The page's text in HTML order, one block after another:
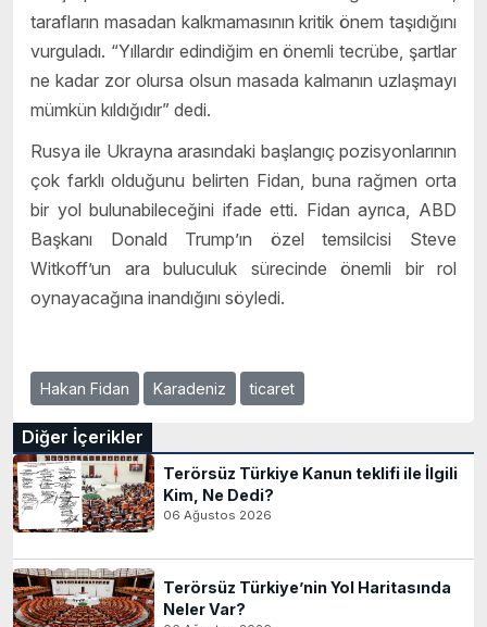
tarafların masadan kalkmamasının kritik önem taşıdığını
vurguladı. “Yıllardır edindiğim en önemli tecrübe, şartlar
ne kadar zor olursa olsun masada kalmanın uzlaşmayı
mümkün kıldığıdır” dedi.
Rusya ile Ukrayna arasındaki başlangıç pozisyonlarının
çok farklı olduğunu belirten Fidan, buna rağmen orta
bir yol bulunabileceğini ifade etti. Fidan ayrıca, ABD
Başkanı Donald Trump’ın özel temsilcisi Steve
Witkoff’un ara buluculuk sürecinde önemli bir rol
oynayacağına inandığını söyledi.
Hakan Fidan Karadeniz ticaret
Diğer İçerikler
Terörsüz Türkiye Kanun teklifi ile İlgili
Kim, Ne Dedi?
06 Ağustos 2026
Terörsüz Türkiye’nin Yol Haritasında
Neler Var?